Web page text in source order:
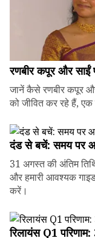
रणबीर कपूर और साईं
जानें कैसे रणबीर कपूर
को जीवित कर रहे हैं,
दंड से बचें: समय पर
31 अगस्त की अंतिम
और हमारी आवश्यक
करें।
रिलायंस Q1